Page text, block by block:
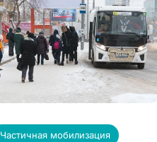
Частичная мобилизация